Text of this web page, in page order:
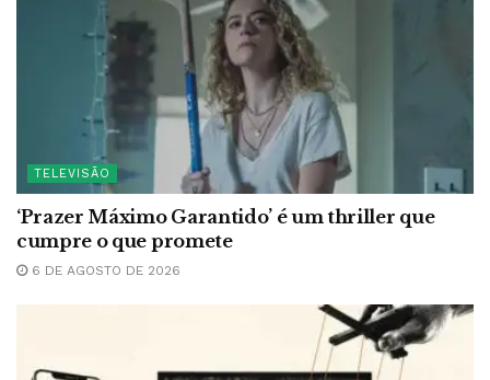
TELEVISÃO
‘Prazer Máximo Garantido’ é um thriller que
cumpre o que promete
6 DE AGOSTO DE 2026